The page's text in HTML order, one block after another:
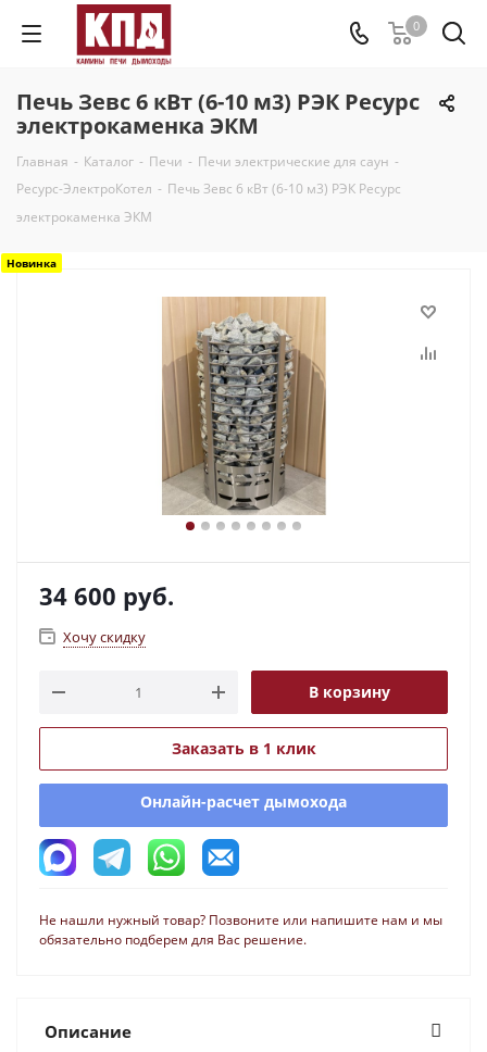
0
Печь Зевс 6 кВт (6-10 м3) РЭК Ресурс
электрокаменка ЭКМ
Главная - Каталог - Печи - Печи электрические для саун -
Ресурс-ЭлектроКотел - Печь Зевс 6 кВт (6-10 м3) РЭК Ресурс
электрокаменка ЭКМ
Новинка
34 600 руб.
Хочу скидку
В корзину
Заказать в 1 клик
Онлайн-расчет дымохода
Не нашли нужный товар? Позвоните или напишите нам и мы
обязательно подберем для Вас решение.
Описание